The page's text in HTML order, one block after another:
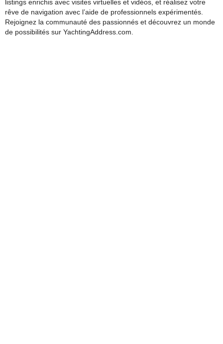
listings enrichis avec visites virtuelles et vidéos, et réalisez votre
rêve de navigation avec l’aide de professionnels expérimentés.
Rejoignez la communauté des passionnés et découvrez un monde
de possibilités sur YachtingAddress.com.